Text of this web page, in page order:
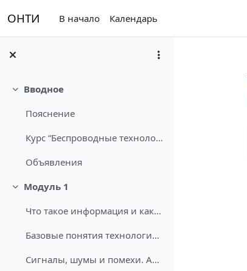
ОНТИ В начало Календарь
Свернуть
Вводное
Пояснение
Курс “Беспроводные технологии связи” возник как до...
Объявления
Свернуть
Модуль 1
Что такое информация и какое значение имеет информация?
Базовые понятия технологий беспроводной связи
Сигналы, шумы и помехи. Автокорреляционная функция